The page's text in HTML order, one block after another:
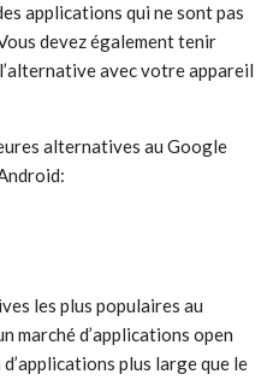
applications qui ne sont pas
devez également tenir
avec votre appareil
alternatives au Google
les plus populaires au
marché d’applications open
plus large que le